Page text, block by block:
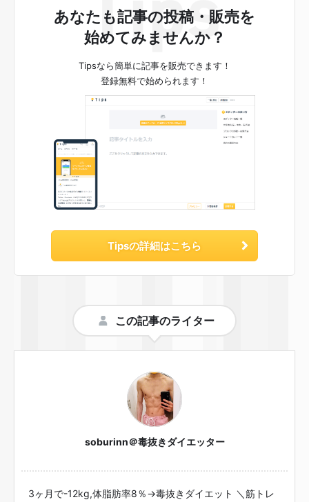
あなたも記事の投稿・販売を
始めてみませんか？
Tipsなら簡単に記事を販売できます！
登録無料で始められます！
Tipsの詳細はこちら
この記事のライター
soburinn＠毒抜きダイエッター
3ヶ月で-12kg,体脂肪率8％→毒抜きダイエット ＼筋トレ